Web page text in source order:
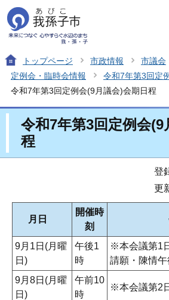
トップページ 市政情報
市議会
定例会・臨時会情報
令和7年第3回定
令和7年第3回定例会(9月議会)会期日程
令和7年第3回定例会(9
程
登
更
月日
開催時
刻
9月1日(月曜
日)
午後1
時
※本会議第1
請願・陳情午
9月8日(月曜
日)
午前10
時
※本会議第2